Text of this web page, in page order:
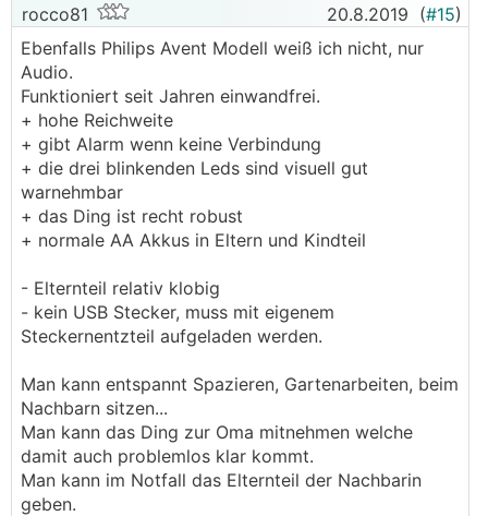
rocco81 20.8.2019 (#15)
Ebenfalls Philips Avent Modell weiß ich nicht, nur
Audio.
Funktioniert seit Jahren einwandfrei.
+ hohe Reichweite
+ gibt Alarm wenn keine Verbindung
+ die drei blinkenden Leds sind visuell gut
warnehmbar
+ das Ding ist recht robust
+ normale AA Akkus in Eltern und Kindteil
- Elternteil relativ klobig
- kein USB Stecker, muss mit eigenem
Steckernentzteil aufgeladen werden.
Man kann entspannt Spazieren, Gartenarbeiten, beim
Nachbarn sitzen...
Man kann das Ding zur Oma mitnehmen welche
damit auch problemlos klar kommt.
Man kann im Notfall das Elternteil der Nachbarin
geben.